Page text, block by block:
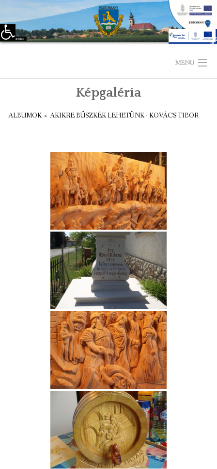
Eszköztár megnyitása
MENU
TELEPÜLÉSÜNKRŐL
KAPCSOLAT
ÖNKORMÁNYZAT
KÉPVISELŐ-TESTÜLET
VÁLASZTÁSI INFORMÁCIÓK
NEMZETISÉGI ÖNKORMÁNYZAT
PÁLYÁZATOK
HIRDETMÉNYEK
ÓVODA ÉS MINI BÖLCSŐDE
Képgaléria
ALBUMOK » AKIKRE BÜSZKÉK LEHETÜNK - KOVÁCS TIBOR